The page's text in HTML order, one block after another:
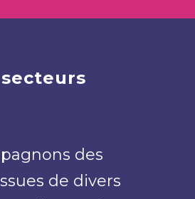
des
de divers